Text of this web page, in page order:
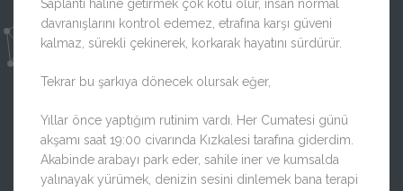
Saplantı haline getirmek çok kötü olur, insan normal
davranışlarını kontrol edemez, etrafına karşı güveni
kalmaz, sürekli çekinerek, korkarak hayatını sürdürür.
Tekrar bu şarkıya dönecek olursak eğer,
Yıllar önce yaptığım rutinim vardı. Her Cumatesi günü
akşamı saat 19:00 civarında Kızkalesi tarafına giderdim.
Akabinde arabayı park eder, sahile iner ve kumsalda
yalınayak yürümek, denizin sesini dinlemek bana terapi